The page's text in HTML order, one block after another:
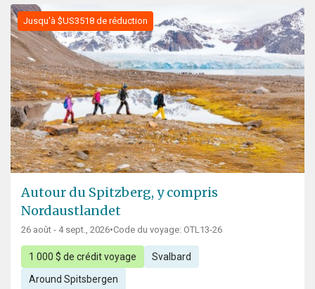
Jusqu'à $US3518 de réduction
Autour du Spitzberg, y compris
Nordaustlandet
26 août - 4 sept., 2026•Code du voyage: OTL13-26
1 000 $ de crédit voyage Svalbard
Around Spitsbergen